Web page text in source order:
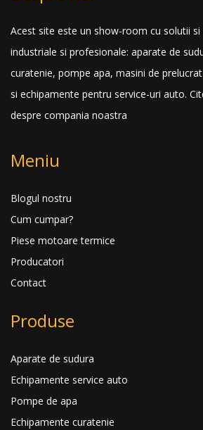
Acest site este un show-room cu solutii si
industriale si profesionale: aparate de
curatenie, pompe apa, masini de
si echipamente pentru service-uri auto.
despre compania noastra
Meniu
Blogul nostru
Cum cumpar?
Piese motoare termice
Producatori
Contact
Produse
Aparate de sudura
Echipamente service auto
Pompe de apa
Echipamente curatenie